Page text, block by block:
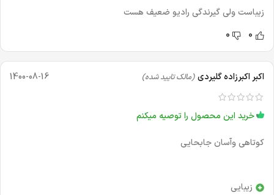
زیباست ولی گیرندگی رادیو ضعیف هست
0
0
اکبر اکبرزاده گلیردی (مالک تایید شده) 1400-08-16
خرید این محصول را توصیه میکنم
کوتاهی وآسان جابحایی
زیبایی